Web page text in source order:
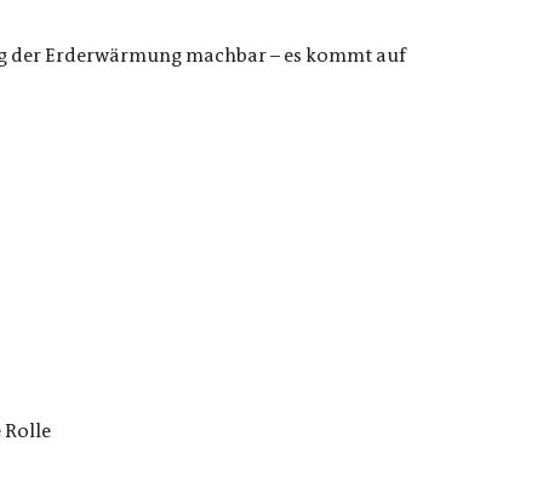
der Erderwärmung machbar – es kommt auf
Rolle